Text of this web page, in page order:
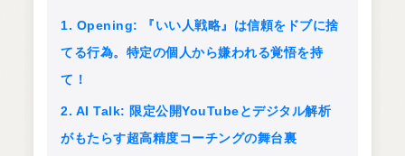
1. Opening: 『いい人戦略』は信頼をドブに捨
てる行為。特定の個人から嫌われる覚悟を持
て！
2. AI Talk: 限定公開YouTubeとデジタル解析
がもたらす超高精度コーチングの舞台裏